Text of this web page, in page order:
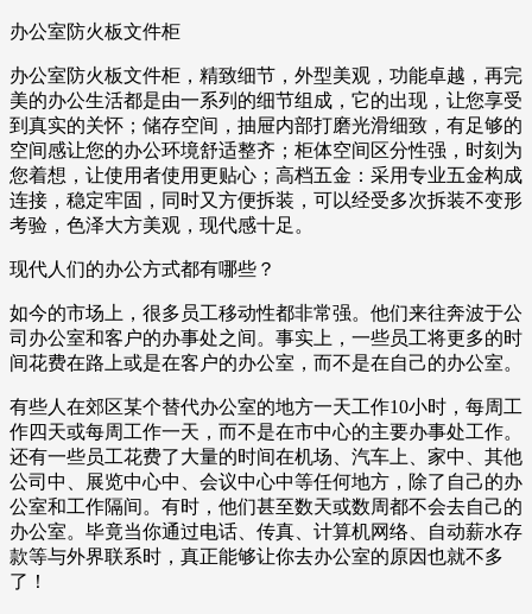
办公室防火板文件柜
办公室防火板文件柜，精致细节，外型美观，功能卓越，再完
美的办公生活都是由一系列的细节组成，它的出现，让您享受
到真实的关怀；储存空间，抽屉内部打磨光滑细致，有足够的
空间感让您的办公环境舒适整齐；柜体空间区分性强，时刻为
您着想，让使用者使用更贴心；高档五金：采用专业五金构成
连接，稳定牢固，同时又方便拆装，可以经受多次拆装不变形
考验，色泽大方美观，现代感十足。
现代人们的办公方式都有哪些？
如今的市场上，很多员工移动性都非常强。他们来往奔波于公
司办公室和客户的办事处之间。事实上，一些员工将更多的时
间花费在路上或是在客户的办公室，而不是在自己的办公室。
有些人在郊区某个替代办公室的地方一天工作10小时，每周工
作四天或每周工作一天，而不是在市中心的主要办事处工作。
还有一些员工花费了大量的时间在机场、汽车上、家中、其他
公司中、展览中心中、会议中心中等任何地方，除了自己的办
公室和工作隔间。有时，他们甚至数天或数周都不会去自己的
办公室。毕竟当你通过电话、传真、计算机网络、自动薪水存
款等与外界联系时，真正能够让你去办公室的原因也就不多
了！